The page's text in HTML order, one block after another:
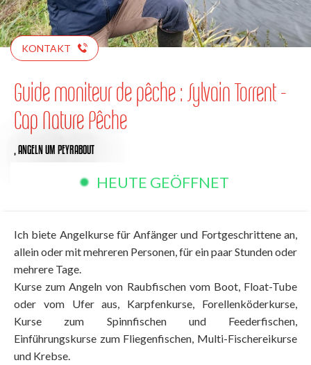
KONTAKT
Guide moniteur de pêche : Sylvain Torrent -
Cap Nature Pêche
ANGELNUM PEYRABOUT
HEUTE GEÖFFNET
Ich biete Angelkurse für Anfänger und Fortgeschrittene an,
allein oder mit mehreren Personen, für ein paar Stunden oder
mehrere Tage.
Kurse zum Angeln von Raubfischen vom Boot, Float-Tube
oder vom Ufer aus, Karpfenkurse, Forellenköderkurse,
Kurse zum Spinnfischen und Feederfischen,
Einführungskurse zum Fliegenfischen, Multi-Fischereikurse
und Krebse.